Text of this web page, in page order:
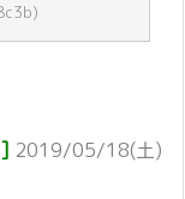
2019/05/18(土)